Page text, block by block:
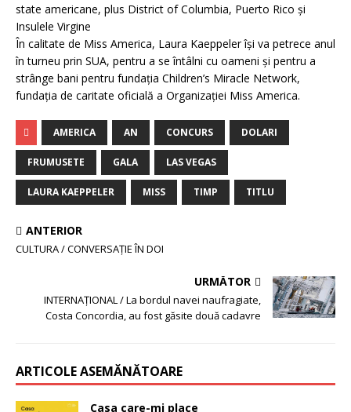
state americane, plus District of Columbia, Puerto Rico şi
Insulele Virgine
În calitate de Miss America, Laura Kaeppeler îşi va petrece anul
în turneu prin SUA, pentru a se întâlni cu oameni şi pentru a
strânge bani pentru fundaţia Children’s Miracle Network,
fundaţia de caritate oficială a Organizaţiei Miss America.
AMERICA AN CONCURS DOLARI
FRUMUSETE GALA LAS VEGAS
LAURA KAEPPELER MISS TIMP TITLU
ANTERIOR
CULTURA / CONVERSAŢIE ÎN DOI
URMĂTOR
INTERNAŢIONAL / La bordul navei naufragiate,
Costa Concordia, au fost găsite două cadavre
ARTICOLE ASEMĂNĂTOARE
Casa care-mi place